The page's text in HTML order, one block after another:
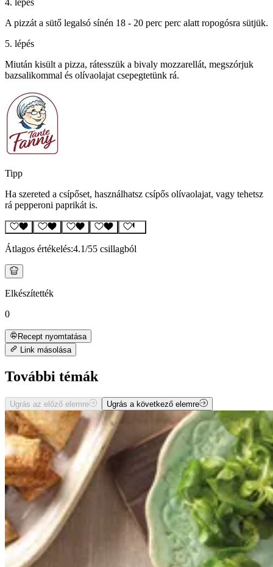
4. lépés
A pizzát a sütő legalsó sínén 18 - 20 perc perc alatt ropogósra sütjük.
5. lépés
Miután kisült a pizza, rátesszük a bivaly mozzarellát, megszórjuk
bazsalikommal és olívaolajat csepegtetünk rá.
Tipp
Ha szereted a csípőset, használhatsz csípős olívaolajat, vagy tehetsz
rá pepperoni paprikát is.
Átlagos értékelés:4.1/55 csillagból
Elkészítették
0
Recept nyomtatása
Link másolása
További témák
Ugrás az előző elemre Ugrás a következő elemre